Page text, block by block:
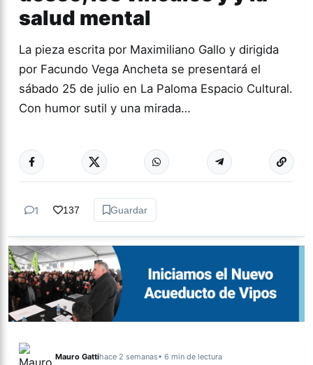
salud mental
La pieza escrita por Maximiliano Gallo y dirigida
por Facundo Vega Ancheta se presentará el
sábado 25 de julio en La Paloma Espacio Cultural.
Con humor sutil y una mirada…
TEATRO Más
1 137 Guardar
Mauro Gattihace 2 semanas• 6 min de lectura